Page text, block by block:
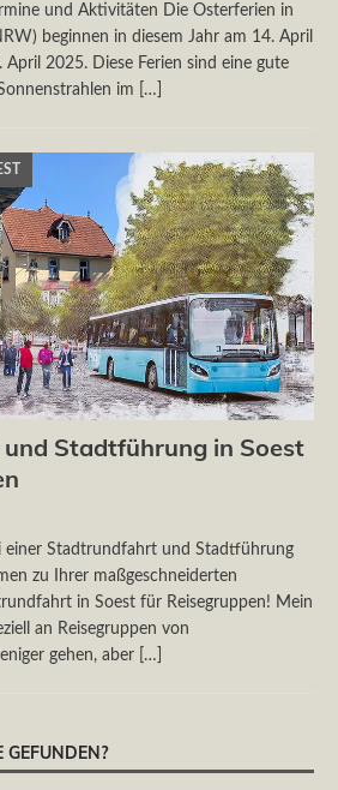
und Aktivitäten Die Osterferien in
beginnen in diesem Jahr am 14. April
2025. Diese Ferien sind eine gute
im
[…]
Stadtführung in Soest
einer Stadtrundfahrt und Stadtführung
zu Ihrer maßgeschneiderten
in Soest für Reisegruppen! Mein
an Reisegruppen von
gehen, aber
[…]